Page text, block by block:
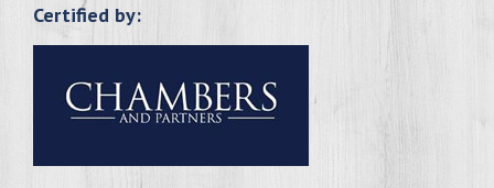
Certified by: